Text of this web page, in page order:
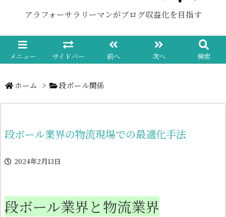
アラフォーサラリーマンがブログ収益化を目指す
メニュー サイドバー 前へ 次へ 検索
ホーム > 段ボール関係
段ボール業界の物流現場での最適化手法
2024年2月13日
段ボール業界と物流業界